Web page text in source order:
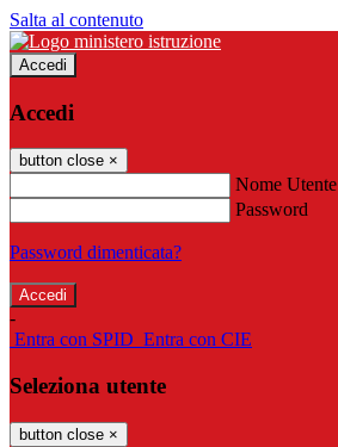
Salta al contenuto
Accedi
Accedi
button close ×
Nome Utente
Password
Password dimenticata?
-
Entra con SPID Entra con CIE
Seleziona utente
button close ×